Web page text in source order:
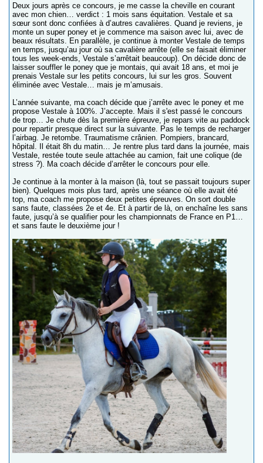
Deux jours après ce concours, je me casse la cheville en courant
avec mon chien… verdict : 1 mois sans équitation. Vestale et sa
sœur sont donc confiées à d’autres cavalières. Quand je reviens, je
monte un super poney et je commence ma saison avec lui, avec de
beaux résultats. En parallèle, je continue à monter Vestale de temps
en temps, jusqu’au jour où sa cavalière arrête (elle se faisait éliminer
tous les week-ends, Vestale s’arrêtait beaucoup). On décide donc de
laisser souffler le poney que je montais, qui avait 18 ans, et moi je
prenais Vestale sur les petits concours, lui sur les gros. Souvent
éliminée avec Vestale… mais je m’amusais.
L’année suivante, ma coach décide que j’arrête avec le poney et me
propose Vestale à 100%. J’accepte. Mais il s'est passé le concours
de trop… Je chute dès la première épreuve, je repars vite au paddock
pour repartir presque direct sur la suivante. Pas le temps de recharger
l’airbag. Je retombe. Traumatisme crânien. Pompiers, brancard,
hôpital. Il était 8h du matin… Je rentre plus tard dans la journée, mais
Vestale, restée toute seule attachée au camion, fait une colique (de
stress ?). Ma coach décide d’arrêter le concours pour elle.
Je continue à la monter à la maison (là, tout se passait toujours super
bien). Quelques mois plus tard, après une séance où elle avait été
top, ma coach me propose deux petites épreuves. On sort double
sans faute, classées 2e et 4e. Et à partir de là, on enchaîne les sans
faute, jusqu’à se qualifier pour les championnats de France en P1…
et sans faute le deuxième jour !